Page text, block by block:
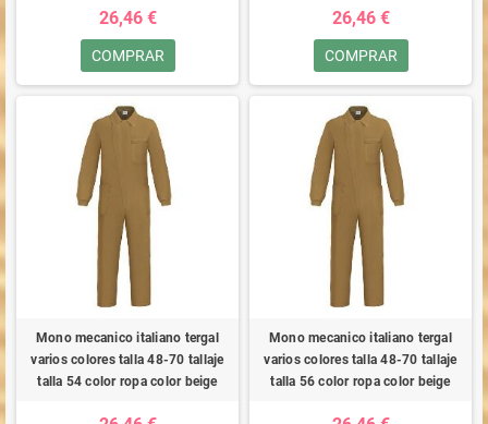
26,46 €
COMPRAR
26,46 €
COMPRAR
Mono mecanico italiano tergal
varios colores talla 48-70 tallaje
talla 54 color ropa color beige
Mono mecanico italiano tergal
varios colores talla 48-70 tallaje
talla 56 color ropa color beige